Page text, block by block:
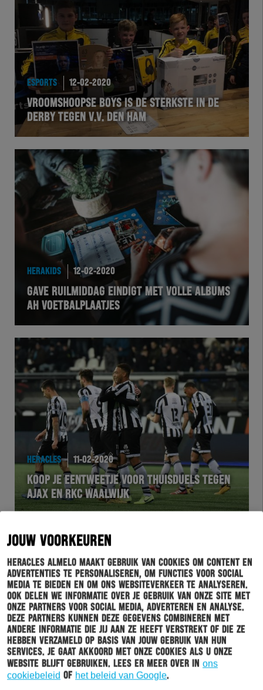
JOUW VOORKEUREN
Heracles Almelo maakt gebruik van cookies om content en
advertenties te personaliseren, om functies voor social
media te bieden en om ons websiteverkeer te analyseren.
Ook delen we informatie over je gebruik van onze site met
onze partners voor social media, adverteren en analyse.
Deze partners kunnen deze gegevens combineren met
andere informatie die jij aan ze heeft verstrekt of die ze
hebben verzameld op basis van jouw gebruik van hun
services. Je gaat akkoord met onze cookies als u onze
website blijft gebruiken. Lees er meer over in ons
cookiebeleid of het beleid van Google.
ESPORTS 12-02-2020
VROOMSHOOPSE BOYS IS DE STERKSTE IN DE
DERBY TEGEN V.V. DEN HAM
HERAKIDS 12-02-2020
GAVE RUILMIDDAG EINDIGT MET VOLLE ALBUMS
AH VOETBALPLAATJES
HERACLES 11-02-2020
KOOP JE EENTWEETJE VOOR THUISDUELS TEGEN
AJAX EN RKC WAALWIJK
BUSINESSCLUB 11-02-2020
KOM MORGEN NAAR DE NETWERKLUNCH